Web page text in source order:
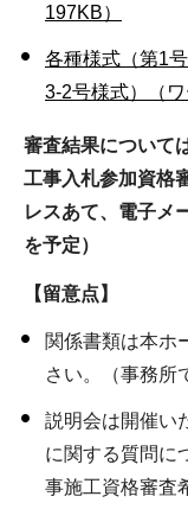
197KB）
各種様式（第1
3-2号様式）（ワ
審査結果について
工事入札参加資格
レスあて、電子メ
を予定）
【留意点】
関係書類は本ホ
さい。（事務所
説明会は開催い
に関する質問に
事施工資格審査